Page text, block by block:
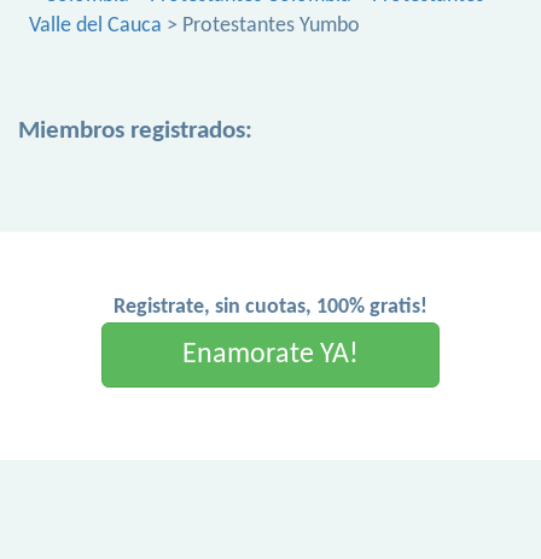
Valle del Cauca > Protestantes Yumbo
Miembros registrados:
Registrate, sin cuotas, 100% gratis!
Enamorate YA!